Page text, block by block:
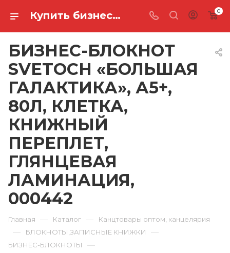
Купить бизнес-блокнот svetoch «большая галактика», а5+, 80л, клетка, книжный переплет, глянцевая ламинация, 000442 в Ростове-на-Дону 0
БИЗНЕС-БЛОКНОТ
SVETOCH «БОЛЬШАЯ
ГАЛАКТИКА», А5+,
80Л, КЛЕТКА,
КНИЖНЫЙ
ПЕРЕПЛЕТ,
ГЛЯНЦЕВАЯ
ЛАМИНАЦИЯ,
000442
Главная — Каталог — Канцтовары оптом, канцелярия
— БЛОКНОТЫ,ЗАПИСНЫЕ КНИЖКИ —
БИЗНЕС-БЛОКНОТЫ —